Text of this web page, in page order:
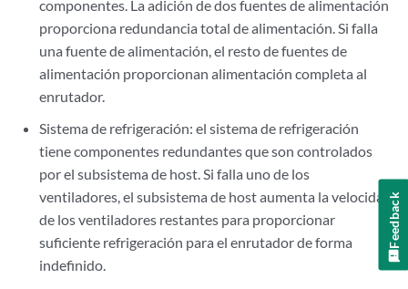
componentes. La adición de dos fuentes de alimentación
proporciona redundancia total de alimentación. Si falla
una fuente de alimentación, el resto de fuentes de
alimentación proporcionan alimentación completa al
enrutador.
Sistema de refrigeración: el sistema de refrigeración
tiene componentes redundantes que son controlados
por el subsistema de host. Si falla uno de los
ventiladores, el subsistema de host aumenta la velocidad
de los ventiladores restantes para proporcionar
suficiente refrigeración para el enrutador de forma
indefinido.
Feedback